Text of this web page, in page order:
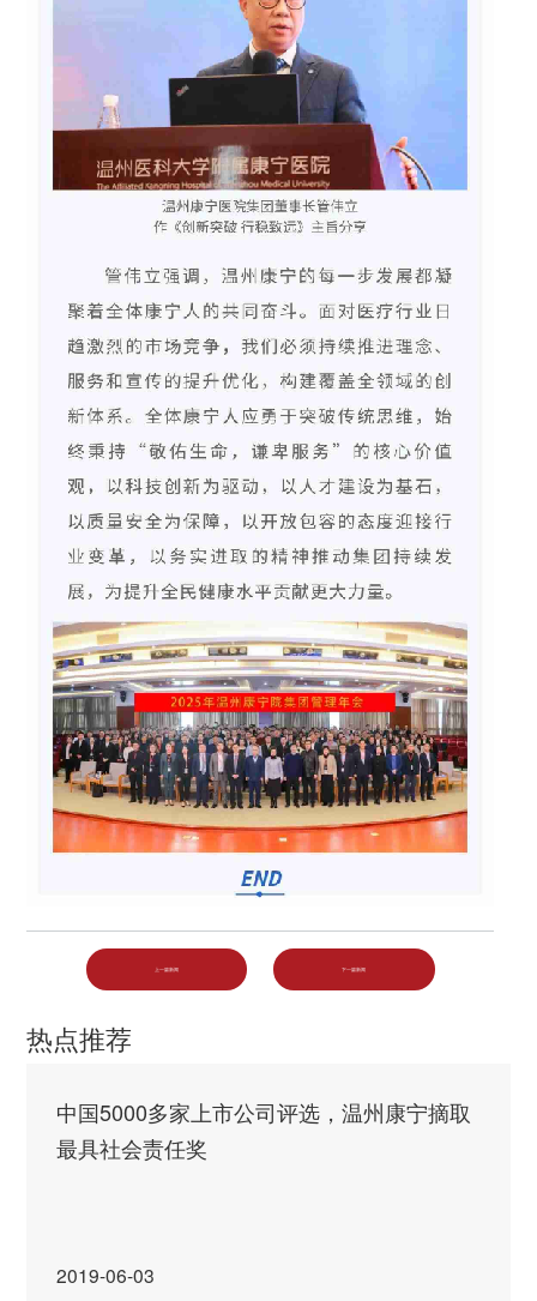
上一篇新闻 下一篇新闻
热点推荐
中国5000多家上市公司评选，温州康宁摘取
最具社会责任奖
2019-06-03